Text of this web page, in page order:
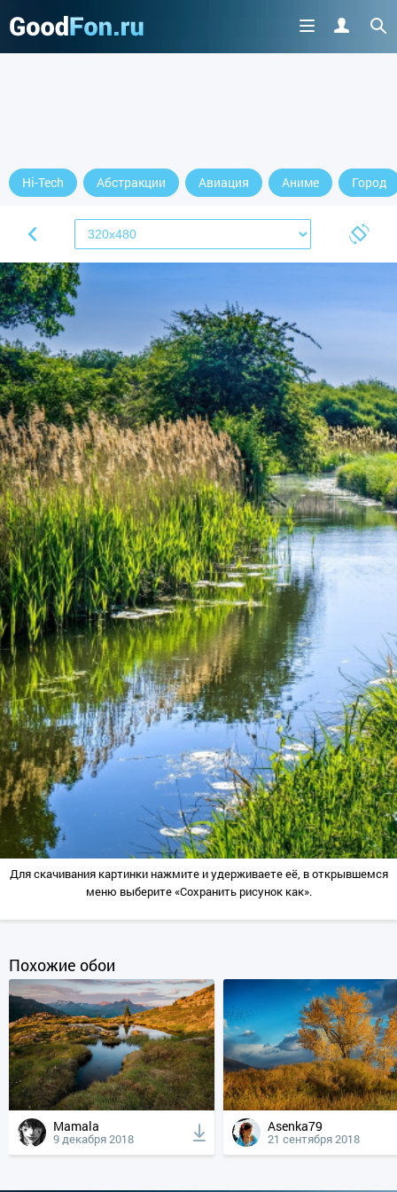
Hi-Tech Абстракции Авиация Аниме Город
Для скачивания картинки нажмите и удерживаете её, в открывшемся
меню выберите «Сохранить рисунок как».
Похожие обои
Mamala
9 декабря 2018
Asenka79
21 сентября 2018